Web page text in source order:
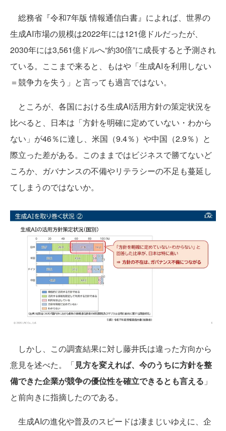
総務省『令和7年版 情報通信白書』によれば、世界の
生成AI市場の規模は2022年には121億ドルだったが、
2030年には3,561億ドルへ“約30倍”に成長すると予測され
ている。ここまで来ると、もはや「生成AIを利用しない
＝競争力を失う」と言っても過言ではない。
ところが、各国における生成AI活用方針の策定状況を
比べると、日本は「方針を明確に定めていない・わから
ない」が46％に達し、米国（9.4％）や中国（2.9％）と
際立った差がある。このままではビジネスで勝てないど
ころか、ガバナンスの不備やリテラシーの不足も蔓延し
てしまうのではないか。
しかし、この調査結果に対し藤井氏は違った方向から
意見を述べた。「見方を変えれば、今のうちに方針を整
備できた企業が競争の優位性を確立できるとも言える 」
と前向きに指摘したのである。
生成AIの進化や普及のスピードは凄まじいゆえに、企